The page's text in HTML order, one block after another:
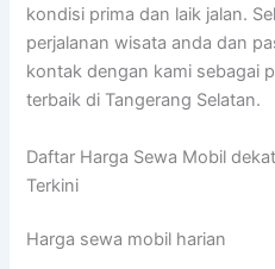
kondisi prima dan laik jalan.
perjalanan wisata anda dan
kontak dengan kami sebagai
terbaik di Tangerang Selatan.
Daftar Harga Sewa Mobil
Terkini
Harga sewa mobil harian